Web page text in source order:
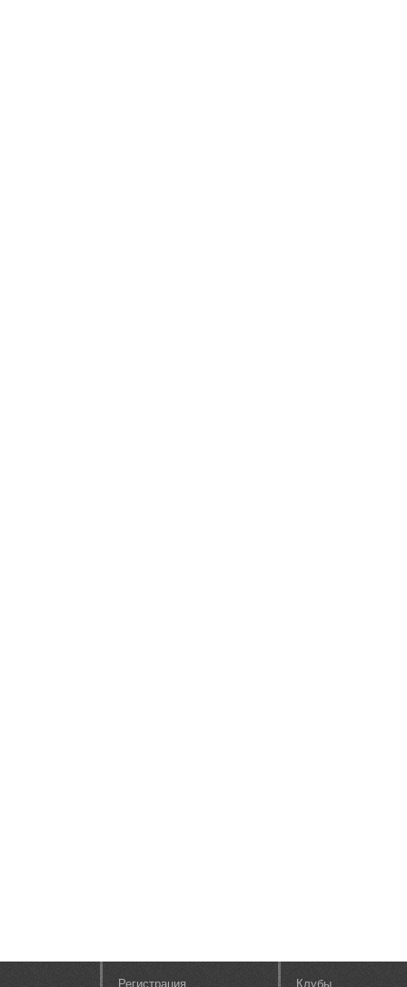
Регистрация
Клубы